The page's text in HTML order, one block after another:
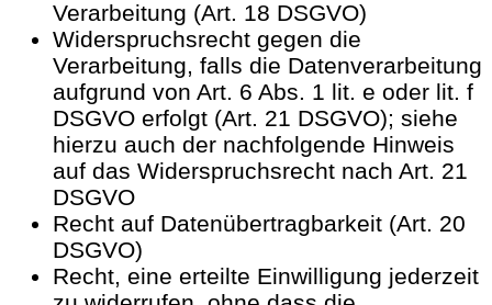
Verarbeitung (Art. 18 DSGVO)
Widerspruchsrecht gegen die
Verarbeitung, falls die Datenverarbeitung
aufgrund von Art. 6 Abs. 1 lit. e oder lit. f
DSGVO erfolgt (Art. 21 DSGVO); siehe
hierzu auch der nachfolgende Hinweis
auf das Widerspruchsrecht nach Art. 21
DSGVO
Recht auf Datenübertragbarkeit (Art. 20
DSGVO)
Recht, eine erteilte Einwilligung jederzeit